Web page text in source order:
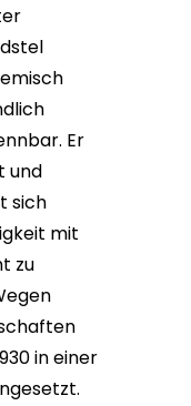
Er
und
sich
mit
zu
in einer